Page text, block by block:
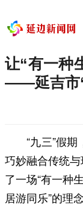
让“有一种
——延吉市
“九三”假
巧妙融合传统
了一场“有一种
居游同乐”的理